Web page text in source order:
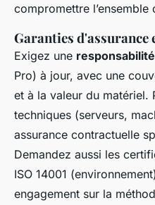
compromettre l’ensemble
Garanties
Exigez une
Pro) à jour, avec une
et à la valeur du matériel.
techniques (serveurs,
assurance contractuelle
Demandez aussi les
ISO 14001
engagement sur la